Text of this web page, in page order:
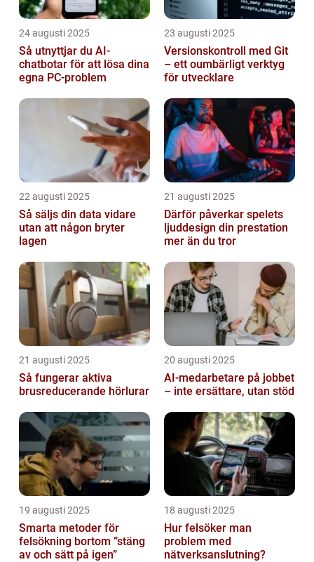
24 augusti 2025
Så utnyttjar du AI-
chatbotar för att lösa dina
egna PC-problem
23 augusti 2025
Versionskontroll med Git
– ett oumbärligt verktyg
för utvecklare
22 augusti 2025
Så säljs din data vidare
utan att någon bryter
lagen
21 augusti 2025
Därför påverkar spelets
ljuddesign din prestation
mer än du tror
21 augusti 2025
Så fungerar aktiva
brusreducerande hörlurar
20 augusti 2025
AI‑medarbetare på jobbet
– inte ersättare, utan stöd
19 augusti 2025
Smarta metoder för
felsökning bortom ”stäng
av och sätt på igen”
18 augusti 2025
Hur felsöker man
problem med
nätverksanslutning?